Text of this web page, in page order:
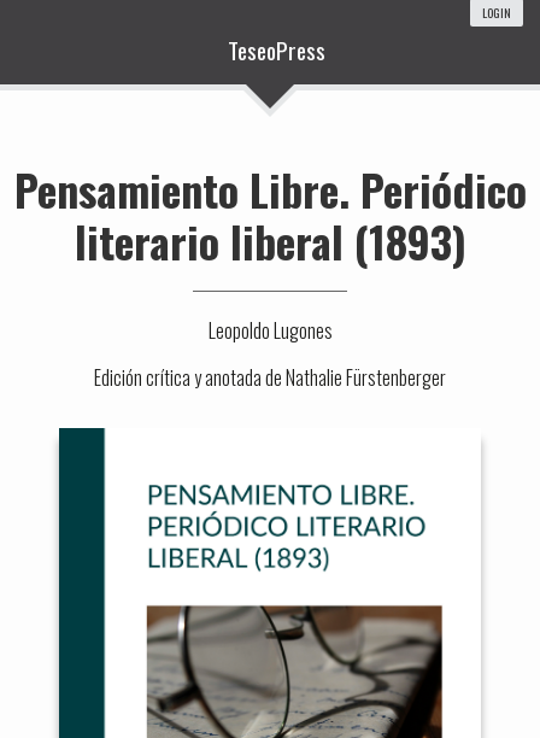
LOGIN
TeseoPress
Pensamiento Libre. Periódico
literario liberal (1893)
Leopoldo Lugones
Edición crítica y anotada de Nathalie Fürstenberger